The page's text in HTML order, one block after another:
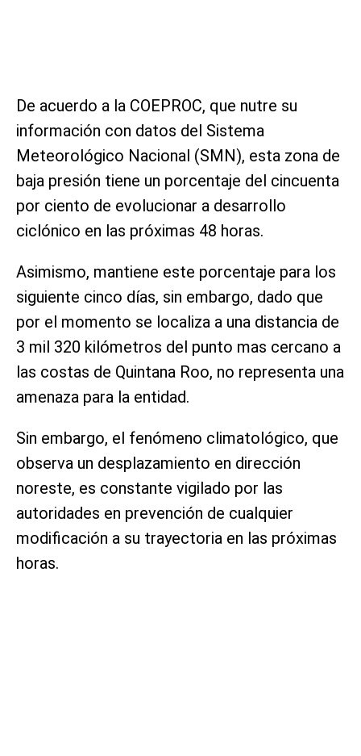
De acuerdo a la COEPROC, que nutre su
información con datos del Sistema
Meteorológico Nacional (SMN), esta zona de
baja presión tiene un porcentaje del cincuenta
por ciento de evolucionar a desarrollo
ciclónico en las próximas 48 horas.
Asimismo, mantiene este porcentaje para los
siguiente cinco días, sin embargo, dado que
por el momento se localiza a una distancia de
3 mil 320 kilómetros del punto mas cercano a
las costas de Quintana Roo, no representa una
amenaza para la entidad.
Sin embargo, el fenómeno climatológico, que
observa un desplazamiento en dirección
noreste, es constante vigilado por las
autoridades en prevención de cualquier
modificación a su trayectoria en las próximas
horas.